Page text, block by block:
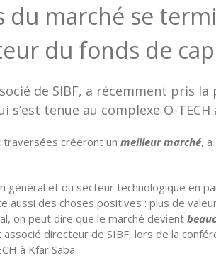
du marché se
du fonds de
de SIBF, a récemment pris
tenue au complexe O-TECH
traversées créeront un meilleur marché,
général et du secteur technologique en
aussi des choses positives : plus de
on peut dire que le marché devient
directeur de SIBF, lors de la
à Kfar Saba.